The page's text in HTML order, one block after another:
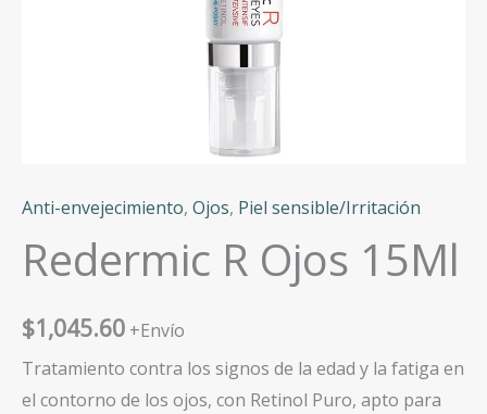
Anti-envejecimiento, Ojos, Piel sensible/Irritación
Redermic R Ojos 15Ml
$1,045.60 +Envío
Tratamiento contra los signos de la edad y la fatiga en
el contorno de los ojos, con Retinol Puro, apto para